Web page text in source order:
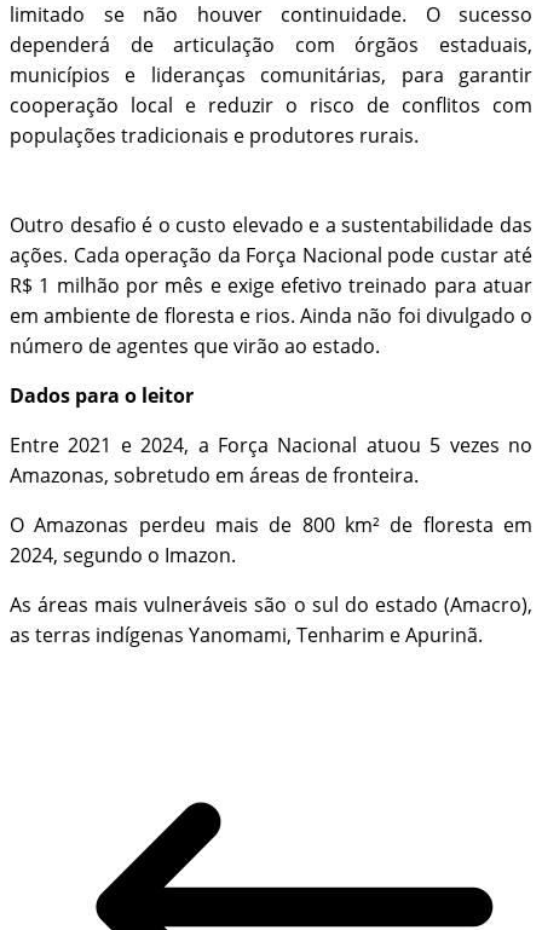
limitado se não houver continuidade. O sucesso
dependerá de articulação com órgãos estaduais,
municípios e lideranças comunitárias, para garantir
cooperação local e reduzir o risco de conflitos com
populações tradicionais e produtores rurais.
Outro desafio é o custo elevado e a sustentabilidade das
ações. Cada operação da Força Nacional pode custar até
R$ 1 milhão por mês e exige efetivo treinado para atuar
em ambiente de floresta e rios. Ainda não foi divulgado o
número de agentes que virão ao estado.
Dados para o leitor
Entre 2021 e 2024, a Força Nacional atuou 5 vezes no
Amazonas, sobretudo em áreas de fronteira.
O Amazonas perdeu mais de 800 km² de floresta em
2024, segundo o Imazon.
As áreas mais vulneráveis são o sul do estado (Amacro),
as terras indígenas Yanomami, Tenharim e Apurinã.